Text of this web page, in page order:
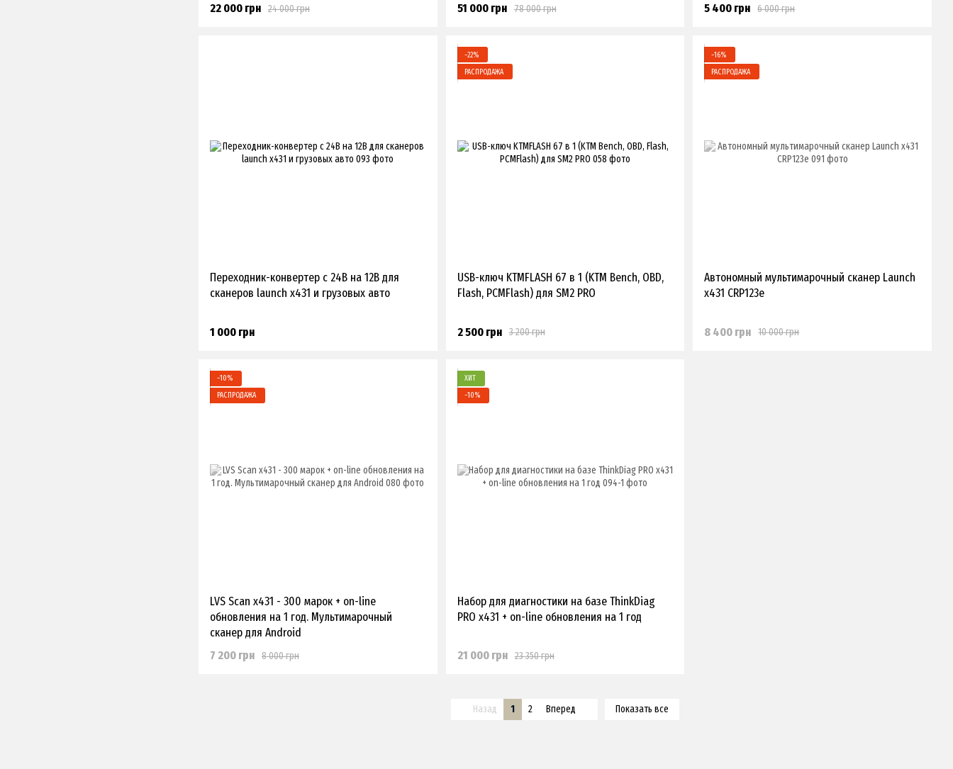
24 000 грн
22 000 грн 78 000 грн
51 000 грн 6 000 грн
5 400 грн
Переходник-конвертер с 24В на 12В для
сканеров launch x431 и грузовых авто
1 000 грн
−22%
РАСПРОДАЖА
USB-ключ KTMFLASH 67 в 1 (KTM Bench, OBD,
Flash, PCMFlash) для SM2 PRO
3 200 грн
2 500 грн
−16%
РАСПРОДАЖА
Автономный мультимарочный сканер Launch
x431 CRP123e
10 000 грн
8 400 грн
−10%
РАСПРОДАЖА
LVS Scan x431 - 300 марок + on-line
обновления на 1 год. Мультимарочный
сканер для Android
8 000 грн
7 200 грн
ХИТ
−10%
Набор для диагностики на базе ThinkDiag
PRO x431 + on-line обновления на 1 год
23 350 грн
21 000 грн
Назад 1 2 Вперед Показать все